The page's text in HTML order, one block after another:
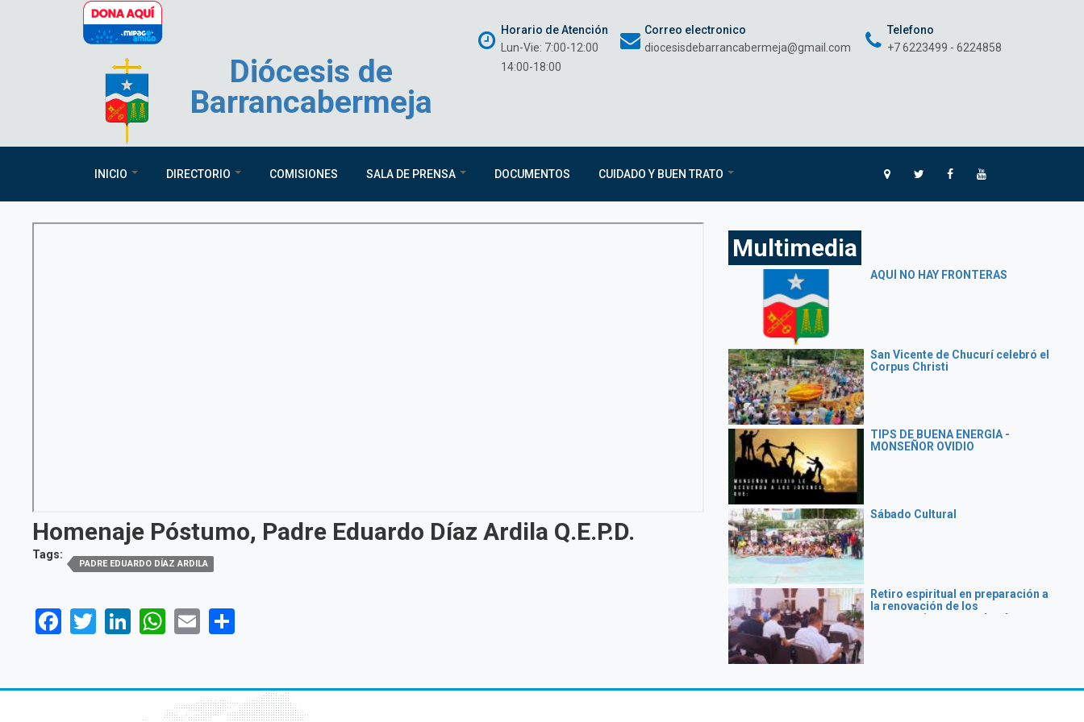
Pasar al contenido principal
Diócesis de
Barrancabermeja
Horario de Atención
Lun-Vie: 7:00-12:00
14:00-18:00
Correo electronico
diocesisdebarrancabermeja@gmail.com
Telefono
+7 6223499 - 6224858
INICIO DIRECTORIO COMISIONES SALA DE PRENSA DOCUMENTOS CUIDADO Y BUEN TRATO
Homenaje Póstumo, Padre Eduardo Díaz Ardila Q.E.P.D.
Tags:
PADRE EDUARDO DÍAZ ARDILA
Facebook
TwitterLinkedIn
WhatsApp
Email
Multimedia
AQUÍ NO HAY FRONTERAS
San Vicente de Chucurí celebró el
Corpus Christi
TIPS DE BUENA ENERGÍA -
MONSEÑOR OVIDIO
Sábado Cultural
Retiro espiritual en preparación a
la renovación de los
compromisos sacerdotales